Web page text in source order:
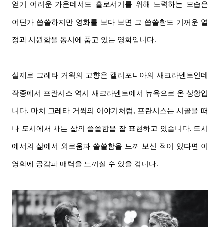
얻기 어려운 가운데서도 홀로서기를 위해 노력하는 모습은
어딘가 씁쓸하지만 영화를 보다 보면 그 씁쓸함도 기꺼운 열
정과 시원함을 동시에 품고 있는 영화입니다.
실제로 그레타 거윅의 고향은 캘리포니아의 새크라멘토인데
작중에서 프란시스 역시 새크라멘토에서 뉴욕으로 온 상황입
니다. 마치 그레타 거윅의 이야기처럼, 프란시스는 시골을 떠
나 도시에서 사는 삶의 쓸쓸함을 잘 표현하고 있습니다. 도시
에서의 삶에서 외로움과 쓸쓸함을 느껴 보신 적이 있다면 이
영화에 공감과 매력을 느끼실 수 있을 겁니다.